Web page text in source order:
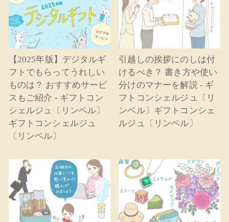
【2025年版】デジタルギ
フトでもらってうれしい
ものは？ おすすめサービ
スもご紹介 - ギフトコン
シェルジュ〔リンベル〕
ギフトコンシェルジュ
〔リンベル〕
引越しの挨拶にのしは付
けるべき？ 書き方や使い
分けのマナーを解説 - ギ
フトコンシェルジュ〔リ
ンベル〕ギフトコンシェ
ルジュ〔リンベル〕